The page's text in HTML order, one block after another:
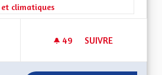
climatiques
49 49 ABONNÉS
SUIVRE